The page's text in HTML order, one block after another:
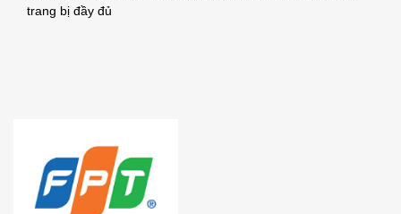
trang bị đầy đủ